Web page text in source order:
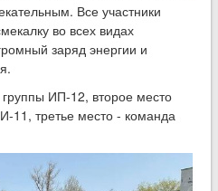
Все участники
во всех видах
заряд энергии и
ИП-12, второе место
11, третье место - команда